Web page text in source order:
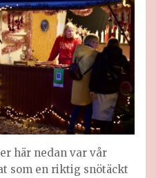
här nedan var vår
som en riktig snötäckt